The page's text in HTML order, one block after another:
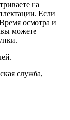
на
Если
осмотра и
можете
служба,